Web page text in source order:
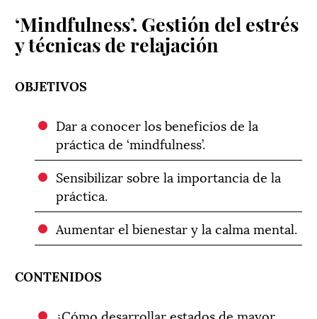
‘Mindfulness’. Gestión del estrés
y técnicas de relajación
OBJETIVOS
Dar a conocer los beneficios de la
práctica de ‘mindfulness’.
Sensibilizar sobre la importancia de la
práctica.
Aumentar el bienestar y la calma mental.
CONTENIDOS
¿Cómo desarrollar estados de mayor